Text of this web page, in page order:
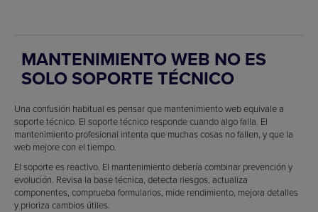
MANTENIMIENTO WEB NO ES
SOLO SOPORTE TÉCNICO
Una confusión habitual es pensar que mantenimiento web equivale a
soporte técnico. El soporte técnico responde cuando algo falla. El
mantenimiento profesional intenta que muchas cosas no fallen, y que la
web mejore con el tiempo.
El soporte es reactivo. El mantenimiento debería combinar prevención y
evolución. Revisa la base técnica, detecta riesgos, actualiza
componentes, comprueba formularios, mide rendimiento, mejora detalles
y prioriza cambios útiles.